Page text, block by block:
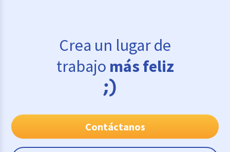
Crea un lugar de
trabajo más feliz
Contáctanos